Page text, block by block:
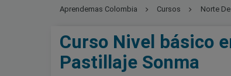
Aprendemas Colombia Cursos Norte
Curso Nivel básico
Pastillaje Sonma